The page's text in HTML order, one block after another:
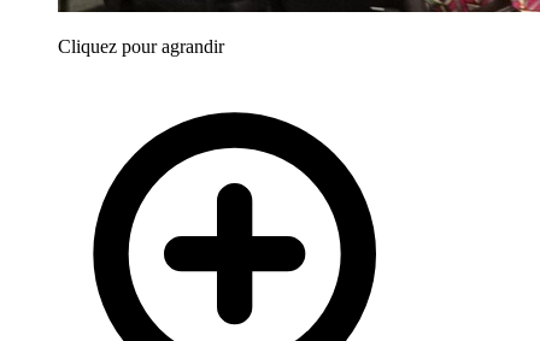
Cliquez pour agrandir